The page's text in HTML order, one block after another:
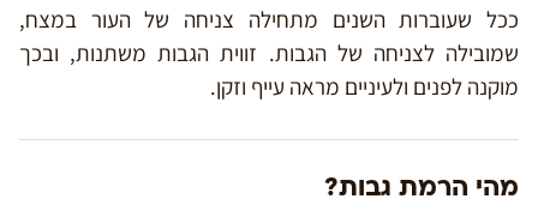
ככל שעוברות השנים מתחילה צניחה של העור במצח,
שמובילה לצניחה של הגבות. זווית הגבות משתנות, ובכך
מוקנה לפנים ולעיניים מראה עייף וזקן.
מהי הרמת גבות?